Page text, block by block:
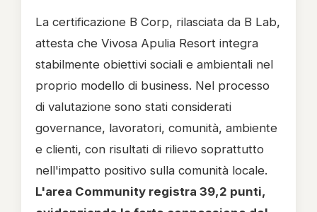
La certificazione B Corp, rilasciata da B Lab,
attesta che Vivosa Apulia Resort integra
stabilmente obiettivi sociali e ambientali nel
proprio modello di business. Nel processo
di valutazione sono stati considerati
governance, lavoratori, comunità, ambiente
e clienti, con risultati di rilievo soprattutto
nell'impatto positivo sulla comunità locale.
L'area Community registra 39,2 punti,